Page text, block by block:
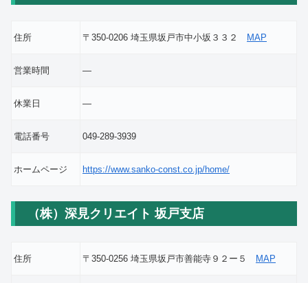
住所 〒350-0206 埼玉県坂戸市中小坂３３２ MAP
営業時間 ―
休業日 ―
電話番号 049-289-3939
ホームページ https://www.sanko-const.co.jp/home/
（株）深見クリエイト 坂戸支店
住所 〒350-0256 埼玉県坂戸市善能寺９２ー５ MAP